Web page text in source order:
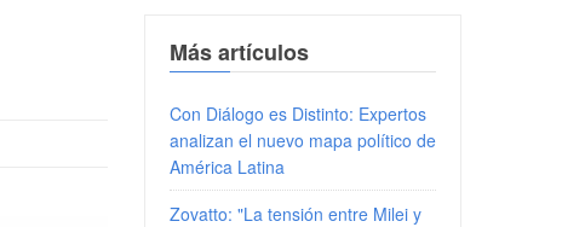
Más artículos
Con Diálogo es Distinto: Expertos
analizan el nuevo mapa político de
América Latina
Zovatto: "La tensión entre Milei y